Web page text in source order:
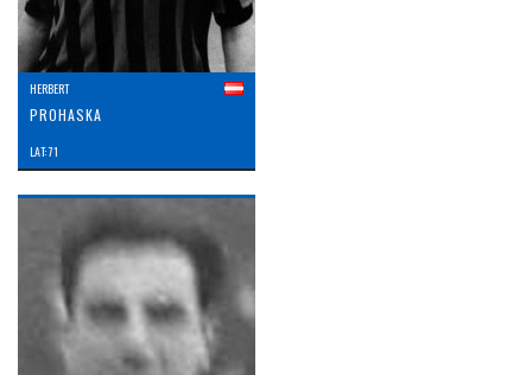
HERBERT
PROHASKA
LAT: 71